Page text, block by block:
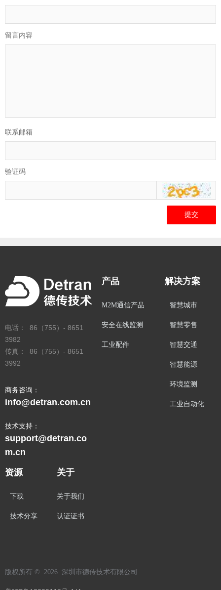
留言内容
联系邮箱
验证码
提交
版权所有 ©  2026 深圳市德传技术有限公司
电话： 86（755）- 8651
3982
传真： 86（755）- 8651
3992
商务咨询：
info@detran.com.cn
技术支持：
support@detran.co
m.cn
产品
M2M通信产品
安全在线监测
工业配件
智慧城市
智慧零售
智慧交通
智慧能源
环境监测
工业自动化
解决方案
资源
下载
技术分享
关于
关于我们
认证证书